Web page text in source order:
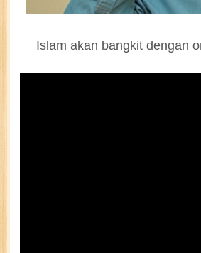
Islam akan bangkit dengan